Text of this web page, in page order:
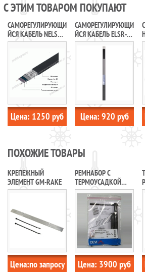
С ЭТИМ ТОВАРОМ ПОКУПАЮТ
САМОРЕГУЛИРУЮЩИ
ЙСЯ КАБЕЛЬ NELSON
LIMITRACE LT 210-JT
Цена: 1250 руб
САМОРЕГУЛИРУЮЩИ
ЙСЯ КАБЕЛЬ ELSR-
LS-25-2-BO
Цена: 920 руб
ПОХОЖИЕ ТОВАРЫ
КРЕПЕЖНЫЙ
ЭЛЕМЕНТ GM-RAKE
Цена:по запросу
РЕМНАБОР С
ТЕРМОУСАДКОЙ
ДЛЯ 1-ЖИЛ. КАБЕЛЯ
Цена: 3900 руб